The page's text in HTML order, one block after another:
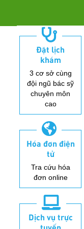
Đặt lịch
khám
3 cơ sở cùng
đội ngũ bác sỹ
chuyên môn
cao
Hóa đơn điện
tử
Tra cứu hóa
đơn online
Dịch vụ trực
tuyến